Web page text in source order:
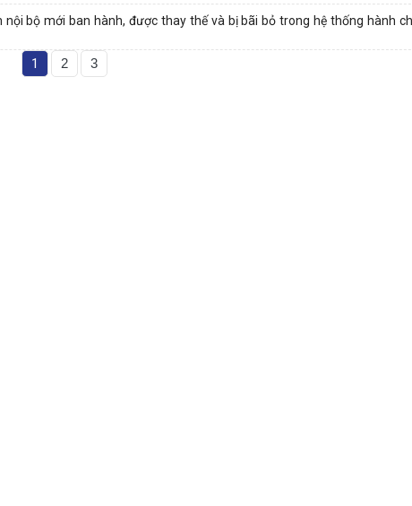
nội bộ mới ban hành, được thay thế và bị bãi bỏ trong hệ thống hành
1 2 3